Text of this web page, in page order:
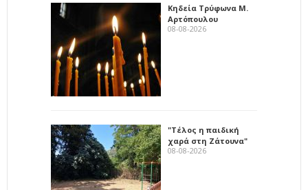
Κηδεία Τρύφωνα Μ.
Αρτόπουλου
08-08-2026
"Τέλος η παιδική
χαρά στη Ζάτουνα"
08-08-2026